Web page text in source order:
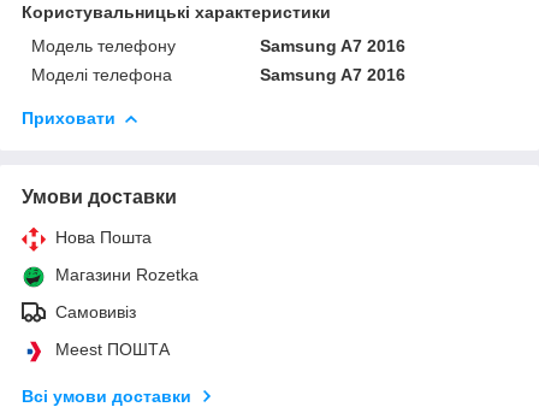
Користувальницькі характеристики
Модель телефону
Samsung A7 2016
Моделі телефона
Samsung A7 2016
Приховати
Умови доставки
Нова Пошта
Магазини Rozetka
Самовивіз
Meest ПОШТА
Всі умови доставки